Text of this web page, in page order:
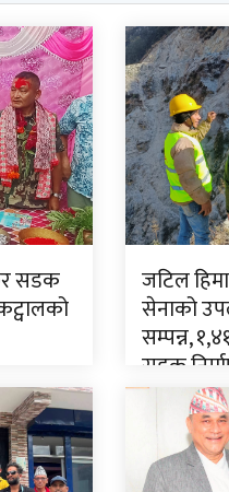
सडक जटिल
सेनाको
सम्पन्न,
सडक